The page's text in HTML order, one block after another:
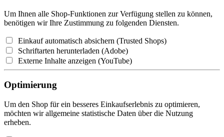
Um Ihnen alle Shop-Funktionen zur Verfügung stellen zu können,
benötigen wir Ihre Zustimmung zu folgenden Diensten.
Einkauf automatisch absichern (Trusted Shops)
Schriftarten herunterladen (Adobe)
Externe Inhalte anzeigen (YouTube)
Optimierung
Um den Shop für ein besseres Einkaufserlebnis zu optimieren,
möchten wir allgemeine statistische Daten über die Nutzung
erheben.